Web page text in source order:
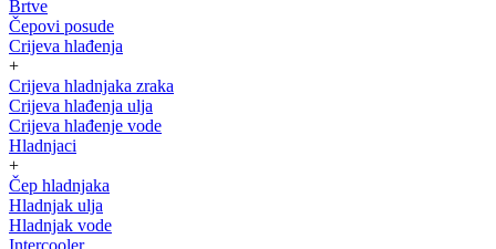
Brtve
Čepovi posude
Crijeva hlađenja
+
Crijeva hladnjaka zraka
Crijeva hlađenja ulja
Crijeva hlađenje vode
Hladnjaci
+
Čep hladnjaka
Hladnjak ulja
Hladnjak vode
Intercooler